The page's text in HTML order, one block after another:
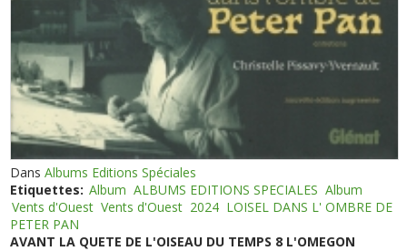
DansAlbums Editions Spéciales
Etiquettes: Album ALBUMS EDITIONS SPECIALES Album
Vents d'Ouest Vents d'Ouest 2024 LOISEL DANS L' OMBRE DE
PETER PAN
AVANT LA QUETE DE L'OISEAU DU TEMPS 8 L'OMEGON